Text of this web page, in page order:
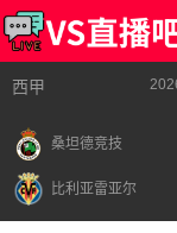
西甲
桑坦德竞技
比利亚雷亚尔